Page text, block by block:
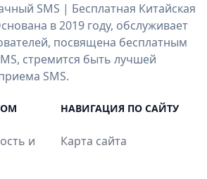
SMS | Бесплатная Китайская
в 2019 году, обслуживает
посвящена бесплатным
стремится быть лучшей
SMS.
и
НАВИГАЦИЯ ПО САЙТУ
Карта сайта